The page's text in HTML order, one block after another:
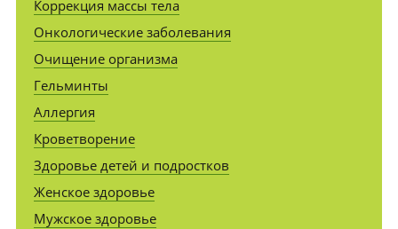
Коррекция массы тела
Онкологические заболевания
Очищение организма
Гельминты
Аллергия
Кроветворение
Здоровье детей и подростков
Женское здоровье
Мужское здоровье